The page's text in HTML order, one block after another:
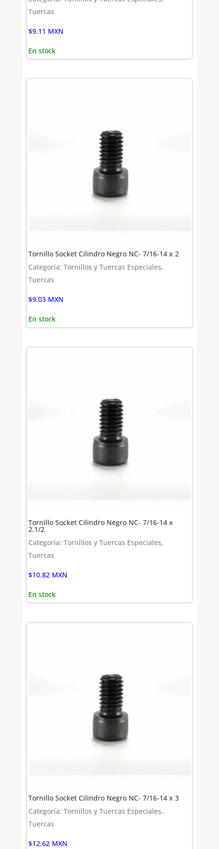
Tuercas
$9.11 MXN
En stock
Tornillo Socket Cilindro Negro NC- 7/16-14 x 2
Categoría: Tornillos y Tuercas Especiales,
Tuercas
$9.03 MXN
En stock
Tornillo Socket Cilindro Negro NC- 7/16-14 x
2.1/2
Categoría: Tornillos y Tuercas Especiales,
Tuercas
$10.82 MXN
En stock
Tornillo Socket Cilindro Negro NC- 7/16-14 x 3
Categoría: Tornillos y Tuercas Especiales,
Tuercas
$12.62 MXN